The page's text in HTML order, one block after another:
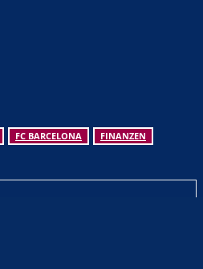
FC BARCELONA
FINANZEN